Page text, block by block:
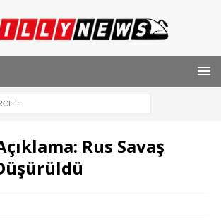
Rus Savaş